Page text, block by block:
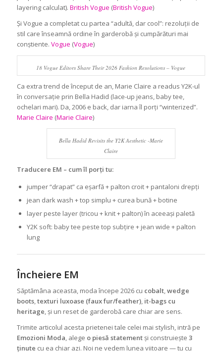
layering calculat). British Vogue (British Vogue)
Și Vogue a completat cu partea “adultă, dar cool”: rezoluții de
stil care înseamnă ordine în garderobă și cumpărături mai
conștiente. Vogue (Vogue)
18 Vogue Editors Share Their 2026 Fashion Resolutions – Vogue
Ca extra trend de început de an, Marie Claire a readus Y2K-ul
în conversație prin Bella Hadid (lace-up jeans, baby tee,
ochelari mari). Da, 2006 e back, dar iarna îl porți “winterized”.
Marie Claire (Marie Claire)
Bella Hadid Revisits the Y2K Aesthetic -Marie
Claire
Traducere EM – cum îl porți tu:
jumper “drapat” ca eșarfă + palton croit + pantaloni drepți
jean dark wash + top simplu + curea bună + botine
layer peste layer (tricou + knit + palton) în aceeași paletă
Y2K soft: baby tee peste top subțire + jean wide + palton
lung
Încheiere EM
Săptămâna aceasta, moda începe 2026 cu cobalt,wedge
boots,texturi luxoase (faux fur/feather), it-bags cu
heritage, și un reset de garderobă care chiar are sens.
Trimite articolul acesta prietenei tale celei mai stylish, intră pe
Emozioni Moda, alege o piesă statementși construiește 3
ținute cu ea chiar azi. Noi ne vedem lunea viitoare — tu cu